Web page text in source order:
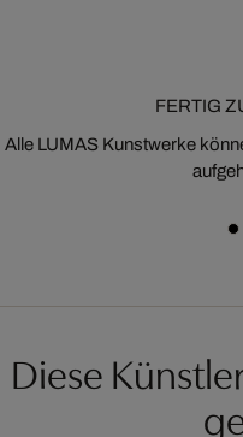
FERTIG
Alle LUMAS Kunstwerke
Diese